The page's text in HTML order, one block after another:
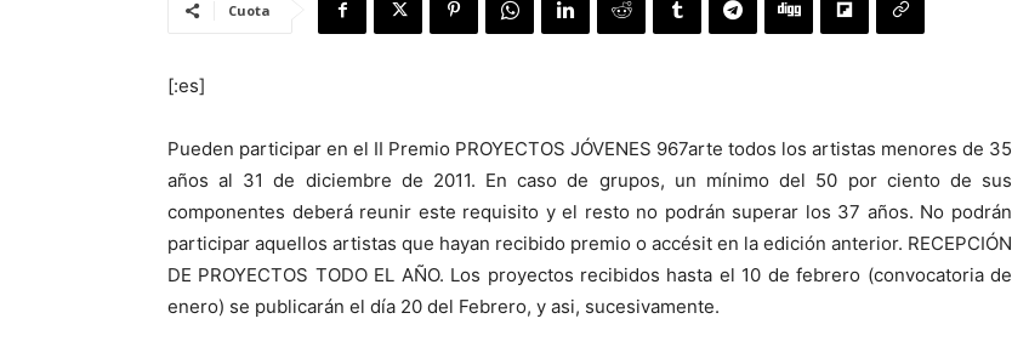
Cuota
[:es]
Pueden participar en el II Premio PROYECTOS JÓVENES 967arte todos los artistas menores de 35
años al 31 de diciembre de 2011. En caso de grupos, un mínimo del 50 por ciento de sus
componentes deberá reunir este requisito y el resto no podrán superar los 37 años. No podrán
participar aquellos artistas que hayan recibido premio o accésit en la edición anterior. RECEPCIÓN
DE PROYECTOS TODO EL AÑO. Los proyectos recibidos hasta el 10 de febrero (convocatoria de
enero) se publicarán el día 20 del Febrero, y asi, sucesivamente.